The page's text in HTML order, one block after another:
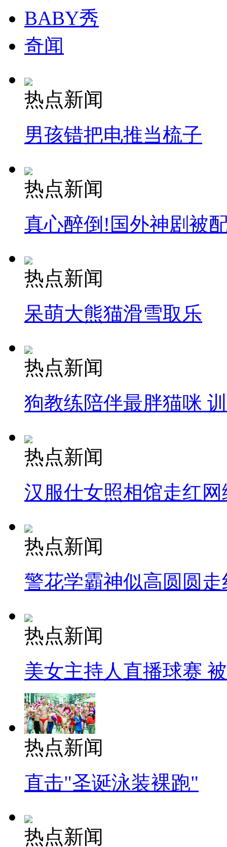
BABY秀
奇闻
热点新闻
男孩错把电推当梳子
热点新闻
真心醉倒!国外神剧被
热点新闻
呆萌大熊猫滑雪取乐
热点新闻
狗教练陪伴最胖猫咪
热点新闻
汉服仕女照相馆走红网
热点新闻
警花学霸神似高圆圆走
热点新闻
美女主持人直播球赛
热点新闻
直击"圣诞泳装裸跑"
热点新闻